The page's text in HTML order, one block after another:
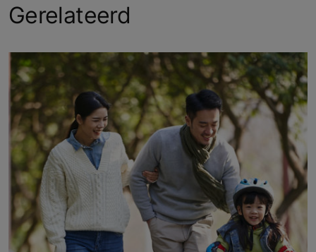
Gerelateerd